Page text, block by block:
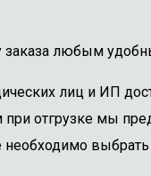
заказа любым
лиц и ИП
отгрузке мы